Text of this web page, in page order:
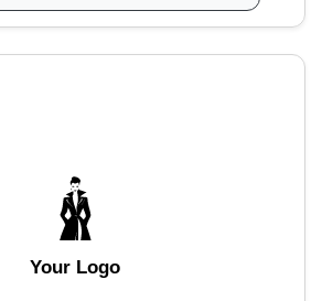
Your Logo